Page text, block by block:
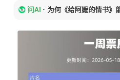
问AI · 为何《给阿嬷的情书》